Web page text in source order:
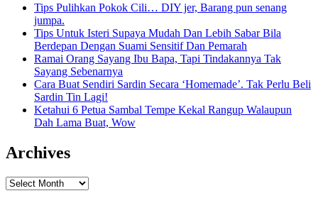
Tips Pulihkan Pokok Cili… DIY jer, Barang pun senang
jumpa.
Tips Untuk Isteri Supaya Mudah Dan Lebih Sabar Bila
Berdepan Dengan Suami Sensitif Dan Pemarah
Ramai Orang Sayang Ibu Bapa, Tapi Tindakannya Tak
Sayang Sebenarnya
Cara Buat Sendiri Sardin Secara ‘Homemade’. Tak Perlu Beli
Sardin Tin Lagi!
Ketahui 6 Petua Sambal Tempe Kekal Rangup Walaupun
Dah Lama Buat, Wow
Archives
Archives